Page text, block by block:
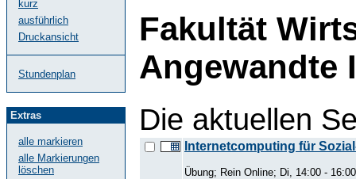
kurz
ausführlich
Druckansicht
Stundenplan
Extras
alle markieren
alle Markierungen
löschen
Fakultät
Angewandte
Die aktuellen
Internetcomputing für
Übung; Rein Online; Di, 14:00 - 16:00